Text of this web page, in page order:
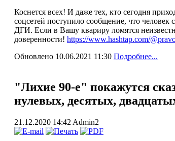
Коснется всех! И даже тех, кто сегодня
соцсетей поступило сообщение, что человек
ДГИ. Если в Вашу квариру ломятся
доверенности! https://www.hashtap.com/
Обновлено 10.06.2021 11:30 Подробнее...
"Лихие 90-е" покажутся
нулевых, десятых,
21.12.2020 14:42 Admin2